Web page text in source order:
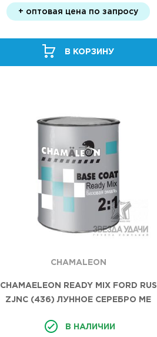
+ оптовая цена по запросу
В КОРЗИНУ
CHAMALEON
CHAMAELEON READY MIX FORD RUS
ZJNC (436) ЛУННОЕ СЕРЕБРО МЕ
В НАЛИЧИИ